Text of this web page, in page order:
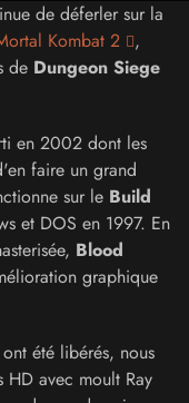
de déferler sur la
Kombat 2
,
de Dungeon Siege
en 2002 dont les
faire un grand
sur le Build
et DOS en 1997. En
Blood
graphique
été libérés, nous
HD avec moult Ray